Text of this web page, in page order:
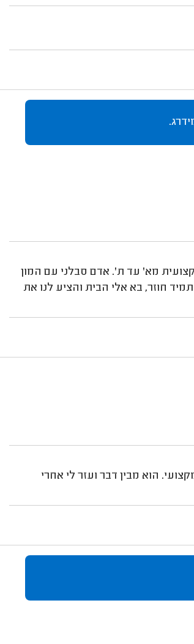
מא' עד ת'. אדם סבלני עם המון
חוזר, בא אלי הבית והציע לנו את
הוא מבין דבר ועזר לי אחרי